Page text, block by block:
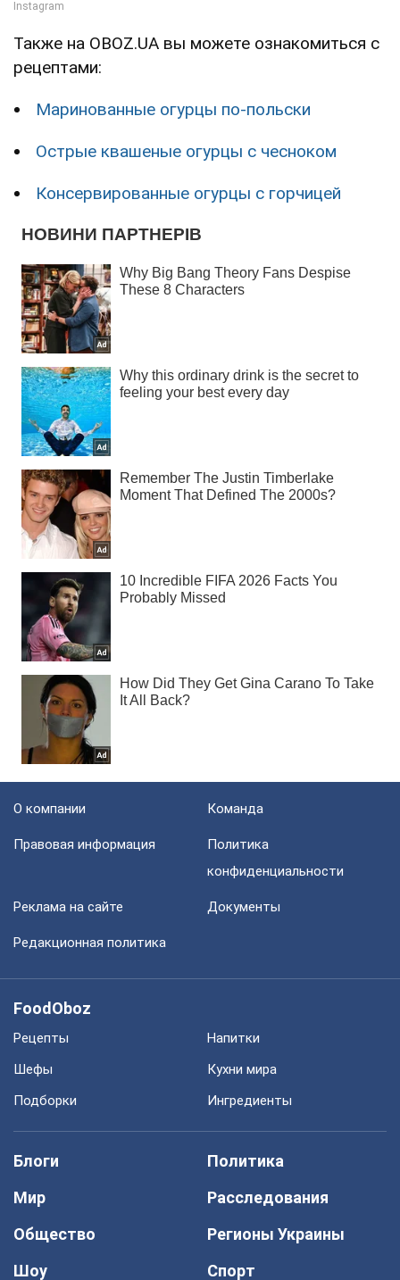
Также на OBOZ.UA вы можете ознакомиться с
рецептами:
Маринованные огурцы по-польски
Острые квашеные огурцы с чесноком
Консервированные огурцы с горчицей
О компании Команда
Правовая информация
Политика
конфиденциальности
Реклама на сайте Документы
Редакционная политика
FoodOboz
Рецепты
Напитки
Шефы
Кухни мира
Подборки
Ингредиенты
Блоги
Политика
Мир
Расследования
Общество
Регионы Украины
Шоу
Спорт